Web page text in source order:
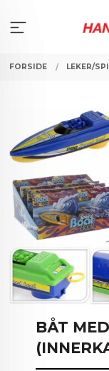
innholdet
FORSIDE LEKER/
BÅT